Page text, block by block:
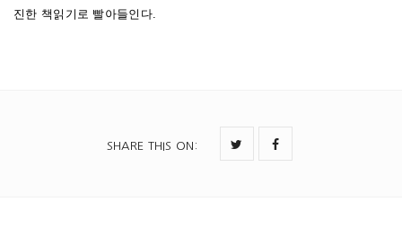
진한 책읽기로 빨아들인다.
SHARE THIS ON :